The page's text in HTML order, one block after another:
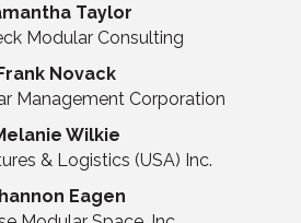
Taylor
Modular Consulting
Novack
Management Corporation
Wilkie
& Logistics (USA) Inc.
Eagen